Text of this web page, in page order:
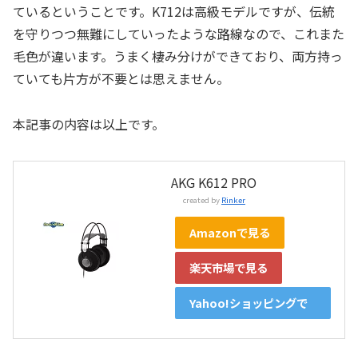
ているということです。K712は高級モデルですが、伝統
を守りつつ無難にしていったような路線なので、これまた
毛色が違います。うまく棲み分けができており、両方持っ
ていても片方が不要とは思えません。
本記事の内容は以上です。
AKG K612 PRO
created by Rinker
Amazonで見る
楽天市場で見る
Yahoo!ショッピングで